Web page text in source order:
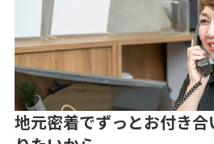
地元密着でずっとお付き